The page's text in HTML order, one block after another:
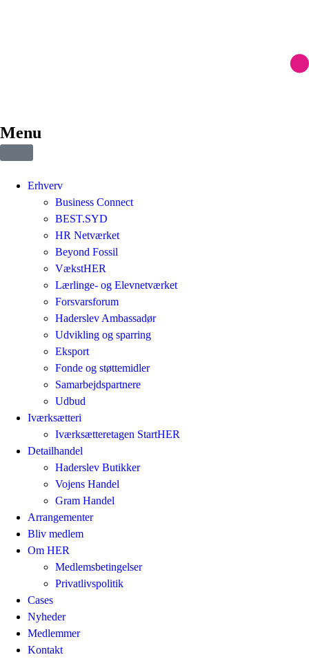
Menu
Erhverv
Business Connect
BEST.SYD
HR Netværket
Beyond Fossil
VækstHER
Lærlinge- og Elevnetværket
Forsvarsforum
Haderslev Ambassadør
Udvikling og sparring
Eksport
Fonde og støttemidler
Samarbejdspartnere
Udbud
Iværksætteri
Iværksætteretagen StartHER
Detailhandel
Haderslev Butikker
Vojens Handel
Gram Handel
Arrangementer
Bliv medlem
Om HER
Medlemsbetingelser
Privatlivspolitik
Cases
Nyheder
Medlemmer
Kontakt